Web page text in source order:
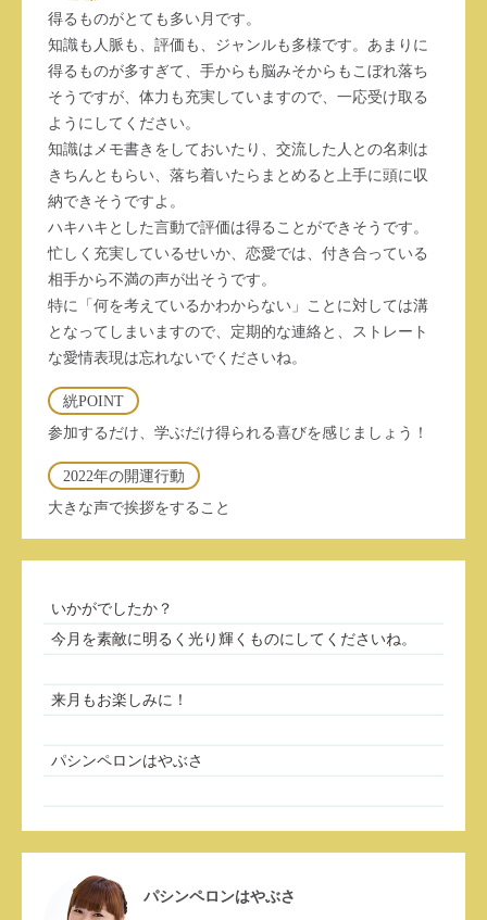
得るものがとても多い月です。
知識も人脈も、評価も、ジャンルも多様です。あまりに
得るものが多すぎて、手からも脳みそからもこぼれ落ち
そうですが、体力も充実していますので、一応受け取る
ようにしてください。
知識はメモ書きをしておいたり、交流した人との名刺は
きちんともらい、落ち着いたらまとめると上手に頭に収
納できそうですよ。
ハキハキとした言動で評価は得ることができそうです。
忙しく充実しているせいか、恋愛では、付き合っている
相手から不満の声が出そうです。
特に「何を考えているかわからない」ことに対しては溝
となってしまいますので、定期的な連絡と、ストレート
な愛情表現は忘れないでくださいね。
絖POINT
参加するだけ、学ぶだけ得られる喜びを感じましょう！
2022年の開運行動
大きな声で挨拶をすること
いかがでしたか？
今月を素敵に明るく光り輝くものにしてくださいね。
来月もお楽しみに！
パシンペロンはやぶさ
パシンペロンはやぶさ